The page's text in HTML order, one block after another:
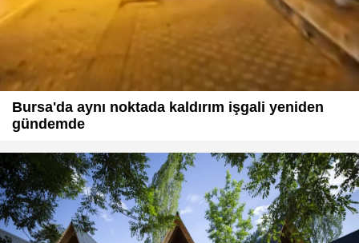
Bursa'da aynı noktada kaldırım işgali yeniden
gündemde